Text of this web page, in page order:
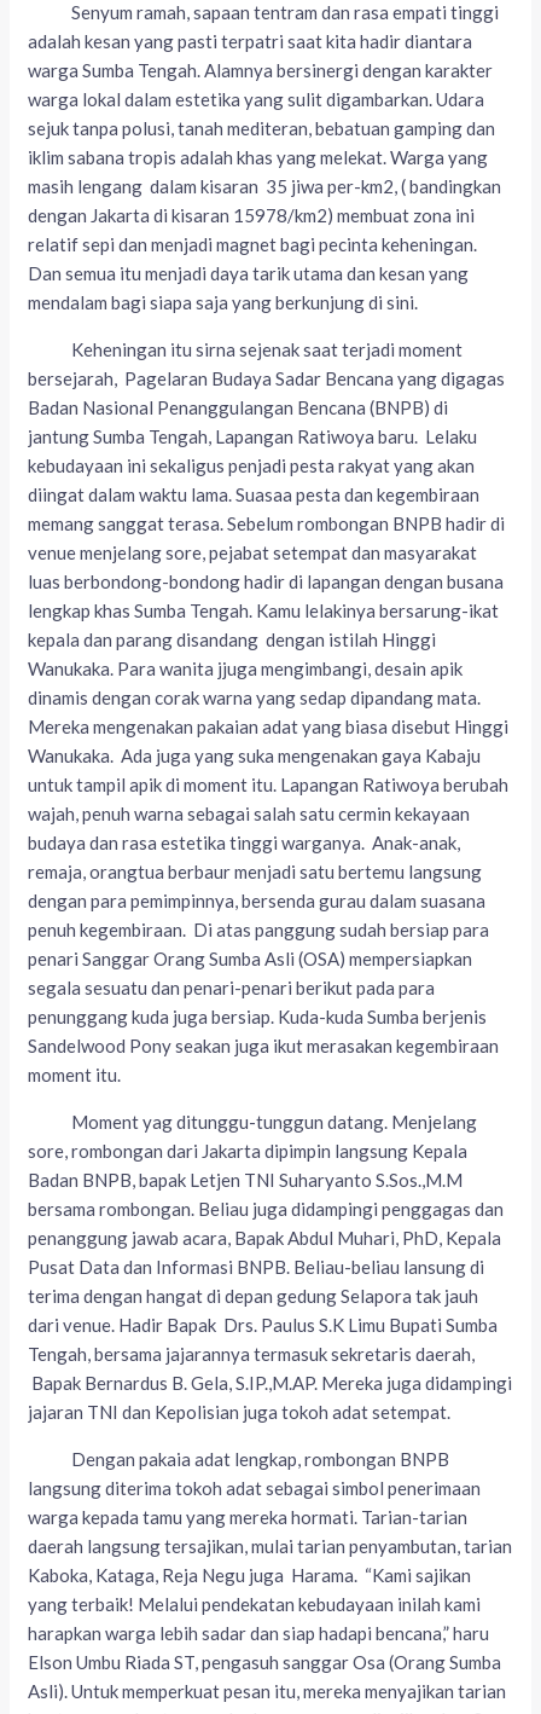
Senyum ramah, sapaan tentram dan rasa empati tinggi
adalah kesan yang pasti terpatri saat kita hadir diantara
warga Sumba Tengah. Alamnya bersinergi dengan karakter
warga lokal dalam estetika yang sulit digambarkan. Udara
sejuk tanpa polusi, tanah mediteran, bebatuan gamping dan
iklim sabana tropis adalah khas yang melekat. Warga yang
masih lengang dalam kisaran 35 jiwa per-km2, ( bandingkan
dengan Jakarta di kisaran 15978/km2) membuat zona ini
relatif sepi dan menjadi magnet bagi pecinta keheningan.
Dan semua itu menjadi daya tarik utama dan kesan yang
mendalam bagi siapa saja yang berkunjung di sini.
Keheningan itu sirna sejenak saat terjadi moment
bersejarah, Pagelaran Budaya Sadar Bencana yang digagas
Badan Nasional Penanggulangan Bencana (BNPB) di
jantung Sumba Tengah, Lapangan Ratiwoya baru. Lelaku
kebudayaan ini sekaligus penjadi pesta rakyat yang akan
diingat dalam waktu lama. Suasaa pesta dan kegembiraan
memang sanggat terasa. Sebelum rombongan BNPB hadir di
venue menjelang sore, pejabat setempat dan masyarakat
luas berbondong-bondong hadir di lapangan dengan busana
lengkap khas Sumba Tengah. Kamu lelakinya bersarung-ikat
kepala dan parang disandang dengan istilah Hinggi
Wanukaka. Para wanita jjuga mengimbangi, desain apik
dinamis dengan corak warna yang sedap dipandang mata.
Mereka mengenakan pakaian adat yang biasa disebut Hinggi
Wanukaka. Ada juga yang suka mengenakan gaya Kabaju
untuk tampil apik di moment itu. Lapangan Ratiwoya berubah
wajah, penuh warna sebagai salah satu cermin kekayaan
budaya dan rasa estetika tinggi warganya. Anak-anak,
remaja, orangtua berbaur menjadi satu bertemu langsung
dengan para pemimpinnya, bersenda gurau dalam suasana
penuh kegembiraan. Di atas panggung sudah bersiap para
penari Sanggar Orang Sumba Asli (OSA) mempersiapkan
segala sesuatu dan penari-penari berikut pada para
penunggang kuda juga bersiap. Kuda-kuda Sumba berjenis
Sandelwood Pony seakan juga ikut merasakan kegembiraan
moment itu.
Moment yag ditunggu-tunggun datang. Menjelang
sore, rombongan dari Jakarta dipimpin langsung Kepala
Badan BNPB, bapak Letjen TNI Suharyanto S.Sos.,M.M
bersama rombongan. Beliau juga didampingi penggagas dan
penanggung jawab acara, Bapak Abdul Muhari, PhD, Kepala
Pusat Data dan Informasi BNPB. Beliau-beliau lansung di
terima dengan hangat di depan gedung Selapora tak jauh
dari venue. Hadir Bapak Drs. Paulus S.K Limu Bupati Sumba
Tengah, bersama jajarannya termasuk sekretaris daerah,
Bapak Bernardus B. Gela, S.IP.,M.AP. Mereka juga didampingi
jajaran TNI dan Kepolisian juga tokoh adat setempat.
Dengan pakaia adat lengkap, rombongan BNPB
langsung diterima tokoh adat sebagai simbol penerimaan
warga kepada tamu yang mereka hormati. Tarian-tarian
daerah langsung tersajikan, mulai tarian penyambutan, tarian
Kaboka, Kataga, Reja Negu juga Harama. “Kami sajikan
yang terbaik! Melalui pendekatan kebudayaan inilah kami
harapkan warga lebih sadar dan siap hadapi bencana,” haru
Elson Umbu Riada ST, pengasuh sanggar Osa (Orang Sumba
Asli). Untuk memperkuat pesan itu, mereka menyajikan tarian